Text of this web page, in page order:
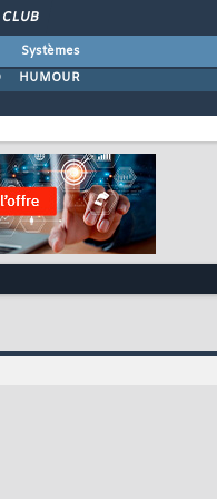
CLUB
Systèmes
HUMOUR